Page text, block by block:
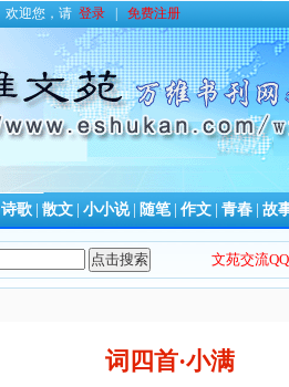
欢迎您，请 登录 免费注册
诗歌 散文 小小说 随笔 作文 青春 故
文苑交流
词四首·小满